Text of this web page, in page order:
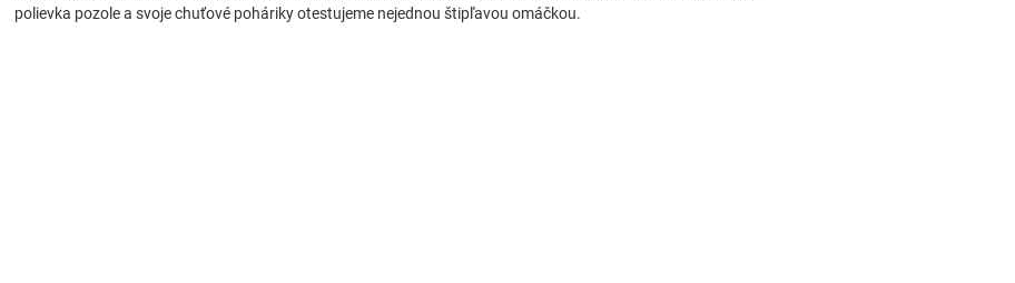
polievka pozole a svoje chuťové poháriky otestujeme nejednou štipľavou omáčkou.